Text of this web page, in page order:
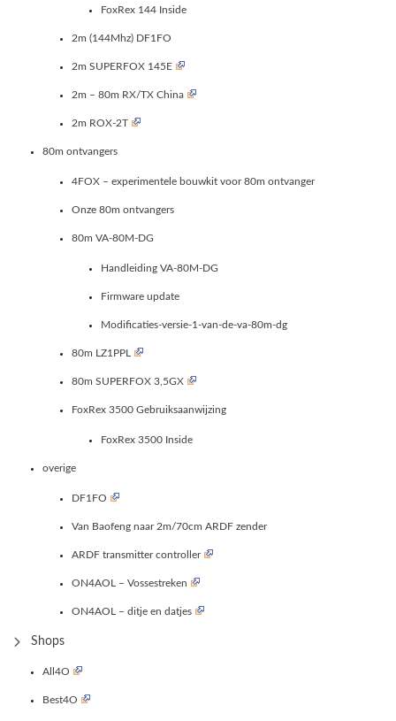
FoxRex 144 Inside
2m (144Mhz) DF1FO
2m SUPERFOX 145E
2m – 80m RX/TX China
2m ROX-2T
80m ontvangers
4FOX – experimentele bouwkit voor 80m ontvanger
Onze 80m ontvangers
80m VA-80M-DG
Handleiding VA-80M-DG
Firmware update
Modificaties-versie-1-van-de-va-80m-dg
80m LZ1PPL
80m SUPERFOX 3,5GX
FoxRex 3500 Gebruiksaanwijzing
FoxRex 3500 Inside
overige
DF1FO
Van Baofeng naar 2m/70cm ARDF zender
ARDF transmitter controller
ON4AOL – Vossestreken
ON4AOL – ditje en datjes
Shops
All4O
Best4O